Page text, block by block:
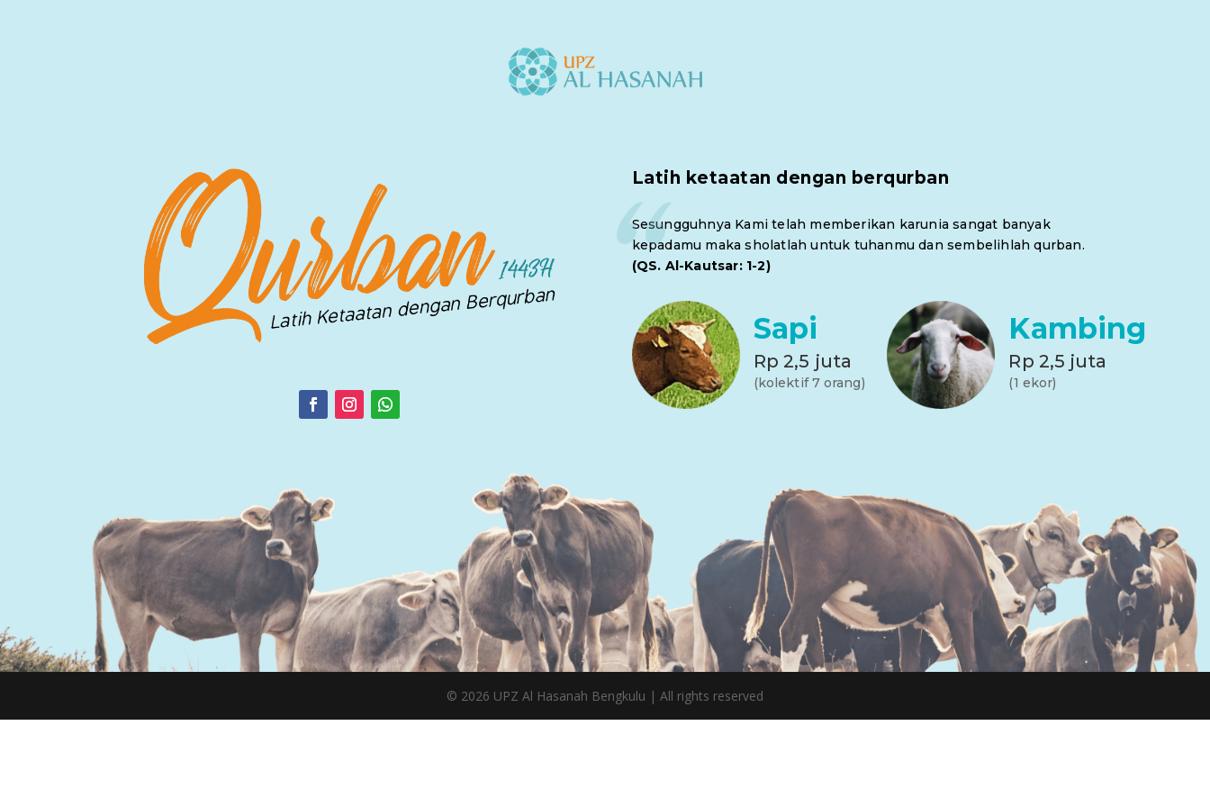
Latih ketaatan dengan berqurban
Sesungguhnya Kami telah memberikan karunia sangat banyak
kepadamu maka sholatlah untuk tuhanmu dan sembelihlah qurban.
(QS. Al-Kautsar: 1-2)
“ Sapi
Rp 2,5 juta
(kolektif 7 orang)
Kambing
Rp 2,5 juta
(1 ekor)
© 2026 UPZ Al Hasanah Bengkulu | All rights reserved